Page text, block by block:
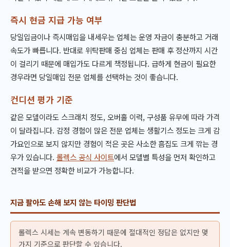
즉시 현금 지급 가능 여부
당일입금이나 즉시매입을 내세우는 업체는 운영 자금이 충분하고 거래
속도가 빠릅니다. 반대로 위탁판매 중심 업체는 판매 후 정산까지 시간
이 걸리기 때문에 매입가도 다르게 책정됩니다. 급하게 현금이 필요한
경우라면 당일매입 전문 업체를 선택하는 것이 좋습니다.
컨디션 평가 기준
같은 모델이라도 스크래치 정도, 오버홀 이력, 구성품 유무에 따라 가격
이 달라집니다. 감정 경험이 많은 전문 업체는 생활기스 정도는 크게 감
가요인으로 보지 않지만 경험이 적은 곳은 사소한 흠집도 크게 깎는 경
우가 있습니다. 롤렉스 공식 사이트에서 모델별 특성을 먼저 확인하고
견적을 받으면 정확한 비교가 가능합니다.
지금 팔아도 손해 보지 않는 타이밍 판단법
롤렉스 시세는 계속 변동하기 때문에 절대적인 정답은 없지만 몇
가지 기준으로 판단할 수 있습니다.